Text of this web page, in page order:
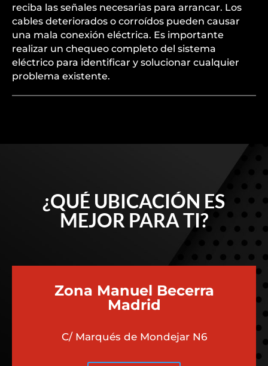
reciba las señales necesarias para arrancar. Los
cables deteriorados o corroídos pueden causar
una mala conexión eléctrica. Es importante
realizar un chequeo completo del sistema
eléctrico para identificar y solucionar cualquier
problema existente.
¿QUÉ UBICACIÓN ES
MEJOR PARA TI?
Zona Manuel Becerra
Madrid
C/ Marqués de Mondejar N6